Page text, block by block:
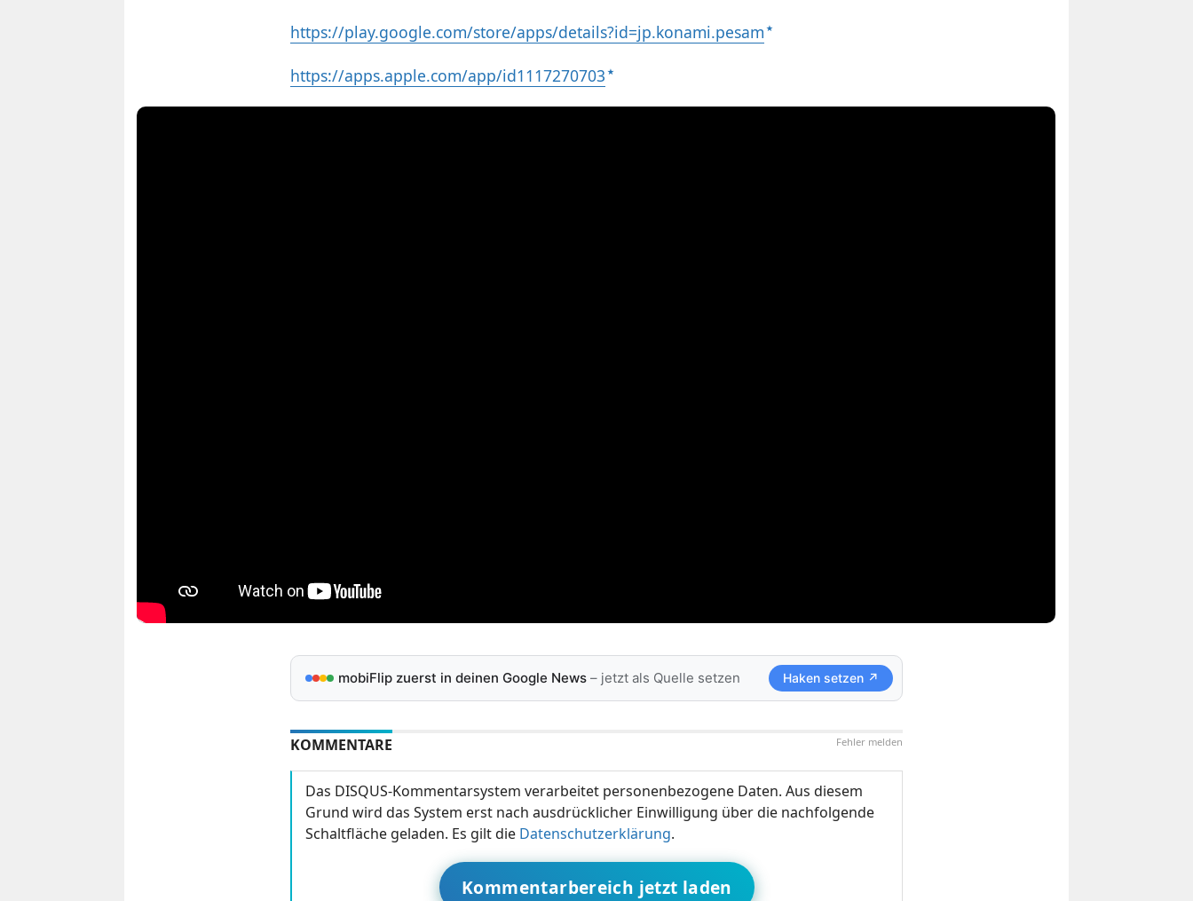
https://play.google.com/store/apps/details?id=jp.konami.pesam
https://apps.apple.com/app/id1117270703
mobiFlip zuerst in deinen Google News– jetzt als Quelle setzen Haken setzen ↗
Fehler melden
KOMMENTARE
Das DISQUS-Kommentarsystem verarbeitet personenbezogene Daten. Aus diesem
Grund wird das System erst nach ausdrücklicher Einwilligung über die nachfolgende
Schaltfläche geladen. Es gilt die Datenschutzerklärung.
Kommentarbereich jetzt laden